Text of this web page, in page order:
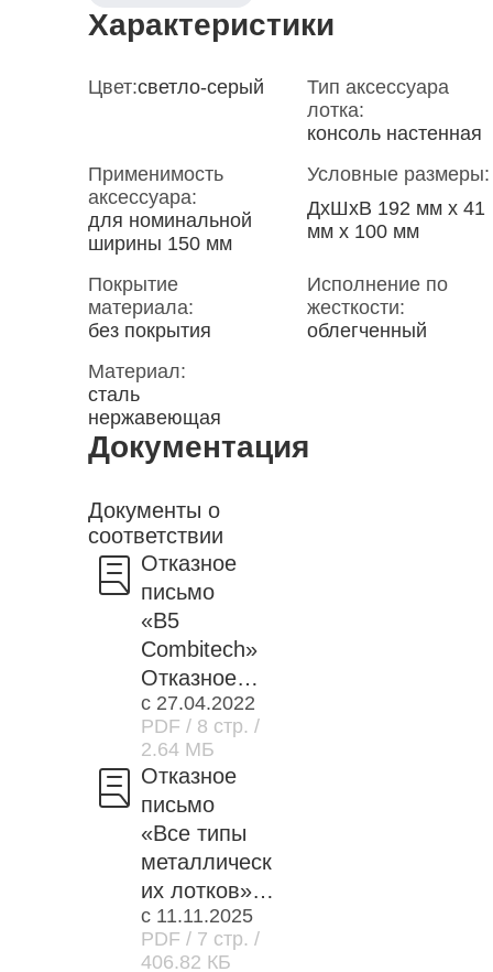
Характеристики
Цвет:светло-серый
Тип аксессуара
лотка:
консоль настенная
Применимость
аксессуара:
для номинальной
ширины 150 мм
Условные размеры:
ДxШxВ 192 мм x 41
мм x 100 мм
Покрытие
материала:
без покрытия
Исполнение по
жесткости:
облегченный
Материал:
сталь
нержавеющая
Документация
Документы о
соответствии
Отказное
письмо
«B5
Combitech»
Отказное
письмо.
Cистема
опорных
конструкций
и монтажных
устройств
с 27.04.2022
PDF / 8 стр. /
2.64 МБ
Отказное
письмо
«Все типы
металлическ
их лотков»
Отказное
письмо на
с 11.11.2025
PDF / 7 стр. /
406.82 КБ